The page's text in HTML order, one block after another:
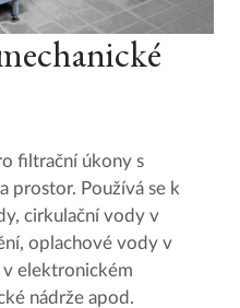
filtrační úkony s
prostor. Používá se k
cirkulační vody v
oplachové vody v
elektronickém
nádrže apod.